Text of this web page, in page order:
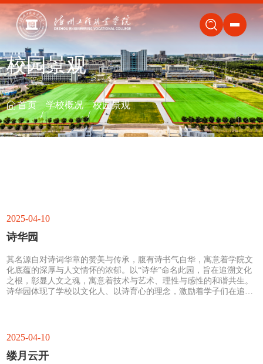
关闭
校园景观
首页 学校概况 校园景观
2025-04-10
诗华园
其名源自对诗词华章的赞美与传承，腹有诗书气自华，寓意着学院文
化底蕴的深厚与人文情怀的浓郁。以“诗华”命名此园，旨在追溯文化
之根，彰显人文之魂，寓意着技术与艺术、理性与感性的和谐共生。
诗华园体现了学校以文化人、以诗育心的理念，激励着学子们在追求
2025-04-10
缕月云开